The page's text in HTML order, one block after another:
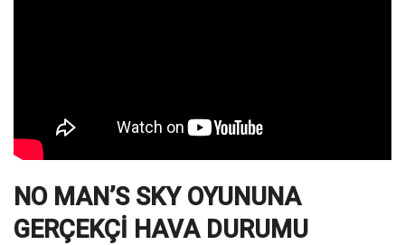
NO MAN’S SKY OYUNUNA
GERÇEKÇİ HAVA DURUMU